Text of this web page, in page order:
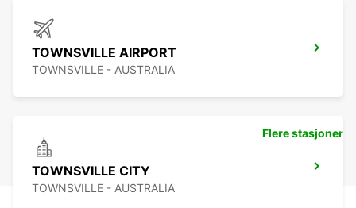
TOWNSVILLE AIRPORT
TOWNSVILLE - AUSTRALIA
TOWNSVILLE CITY
TOWNSVILLE - AUSTRALIA
Flere stasjoner